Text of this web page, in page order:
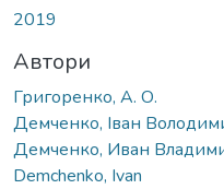
2019
Автори
Григоренко, А. О.
Демченко, Іван
Демченко, Иван
Demchenko, Ivan